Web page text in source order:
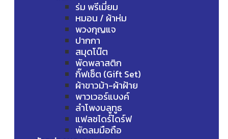
ร่ม พรีเมี่ยม
หมอน / ผ้าห่ม
พวงกุญแจ
ปากกา
สมุดโน๊ต
พัดพลาสติก
กิ๊ฟเซ็ต (Gift Set)
ผ้าขาวม้า-ผ้าฝ้าย
พาวเวอร์แบงค์
ลำโพงบลูทูธ
แฟลชไดร์ไดร์ฟ
พัดลมมือถือ